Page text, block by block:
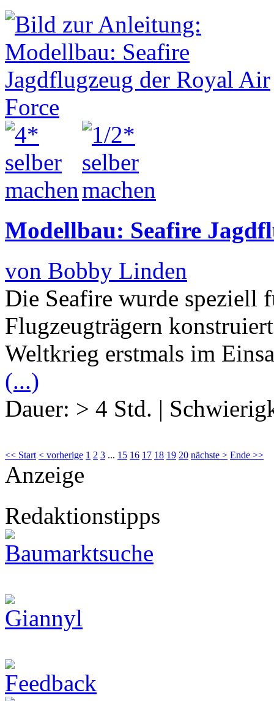
Modellbau: Seafire
von Bobby Linden
Die Seafire wurde speziell
Flugzeugträgern
Weltkrieg erstmals im
(...)
Dauer: > 4 Std. |
<< Start < vorherige 1 2 3 ... 15 16 17 18 19 20 nächste > Ende >>
Anzeige
Redaktionstipps